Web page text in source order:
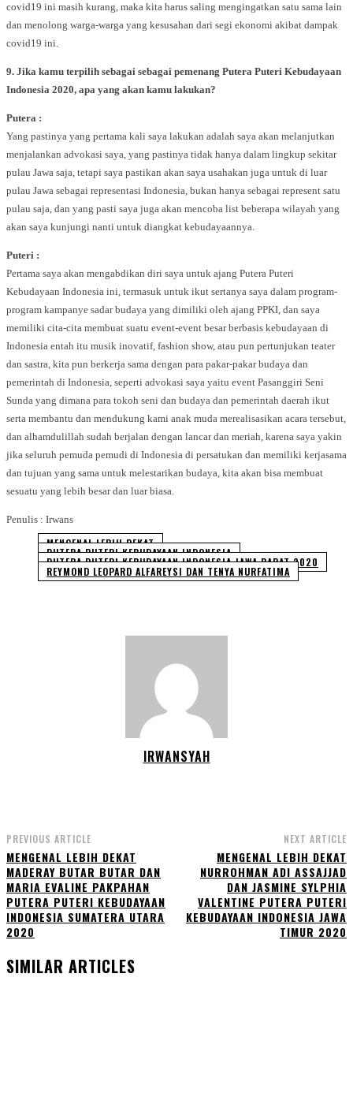
covid19 ini masih kurang, maka kita harus saling mengingatkan satu sama lain
dan menolong warga-warga yang kesusahan dari segi ekonomi akibat dampak
covid19 ini.
9. Jika kamu terpilih sebagai sebagai pemenang Putera Puteri Kebudayaan
Indonesia 2020, apa yang akan kamu lakukan?
Putera :
Yang pastinya yang pertama kali saya lakukan adalah saya akan melanjutkan
menjalankan advokasi saya, yang pastinya tidak hanya dalam lingkup sekitar
pulau Jawa saja, tetapi saya pastikan akan saya usahakan juga untuk di luar
pulau Jawa sebagai representasi Indonesia, bukan hanya sebagai represent satu
pulau saja, dan yang pasti saya juga akan mencoba list beberapa wilayah yang
akan saya kunjungi nanti untuk diangkat kebudayaannya.
Puteri :
Pertama saya akan mengabdikan diri saya untuk ajang Putera Puteri
Kebudayaan Indonesia ini, termasuk untuk ikut sertanya saya dalam program-
program kampanye sadar budaya yang dimiliki oleh ajang PPKI, dan saya
memiliki cita-cita membuat suatu event-event besar berbasis kebudayaan di
Indonesia entah itu musik inovatif, fashion show, atau pun pertunjukan teater
dan sastra, kita pun berkerja sama dengan para pakar-pakar budaya dan
pemerintah di Indonesia, seperti advokasi saya yaitu event Pasanggiri Seni
Sunda yang dimana para tokoh seni dan budaya dan pemerintah daerah ikut
serta membantu dan mendukung kami anak muda merealisasikan acara tersebut,
dan alhamdulillah sudah berjalan dengan lancar dan meriah, karena saya yakin
jika seluruh pemuda pemudi di Indonesia di persatukan dan memiliki kerjasama
dan tujuan yang sama untuk melestarikan budaya, kita akan bisa membuat
sesuatu yang lebih besar dan luar biasa.
Penulis : Irwans
MENGENAL LEBIH DEKAT
PUTERA PUTERI KEBUDAYAAN INDONESIA
PUTERA PUTERI KEBUDAYAAN INDONESIA JAWA BARAT 2020
REYMOND LEOPARD ALFAREYSI DAN TENYA NURFATIMA
IRWANSYAH
PREVIOUS ARTICLE
MENGENAL LEBIH DEKAT
MADERAY BUTAR BUTAR DAN
MARIA EVALINE PAKPAHAN
PUTERA PUTERI KEBUDAYAAN
INDONESIA SUMATERA UTARA
2020
NEXT ARTICLE
MENGENAL LEBIH DEKAT
NURROHMAN ADI ASSAJJAD
DAN JASMINE SYLPHIA
VALENTINE PUTERA PUTERI
KEBUDAYAAN INDONESIA JAWA
TIMUR 2020
SIMILAR ARTICLES